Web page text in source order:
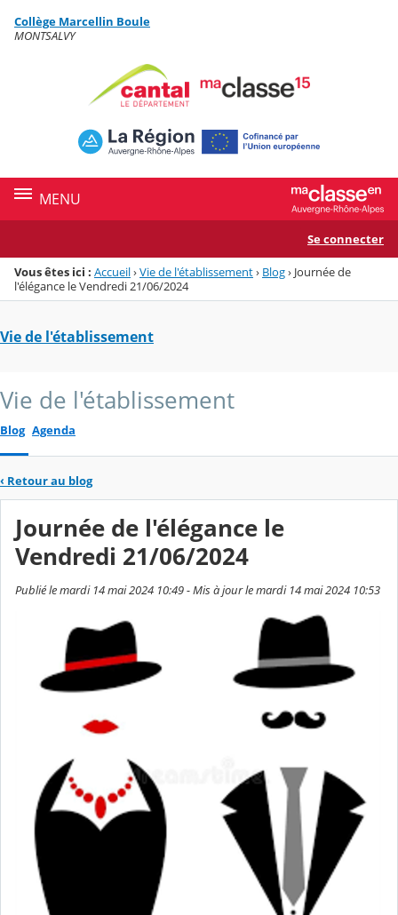
Menu de la rubrique
Contenu
Collège Marcellin Boule
MONTSALVY
MENU
Se connecter
Vous êtes ici : Accueil›Vie de l'établissement› Blog› Journée de
l'élégance le Vendredi 21/06/2024
Vie de l'établissement
Vie de l'établissement
Blog Agenda
‹ Retour au blog
Journée de l'élégance le
Vendredi 21/06/2024
Publié le mardi 14 mai 2024 10:49 - Mis à jour le mardi 14 mai 2024 10:53